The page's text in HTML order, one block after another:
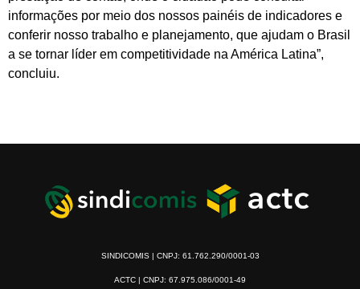
informações por meio dos nossos painéis de indicadores e
conferir nosso trabalho e planejamento, que ajudam o Brasil
a se tornar líder em competitividade na América Latina”,
concluiu.
SINDICOMIS | CNPJ: 61.762.290/0001-03
ACTC | CNPJ: 67.975.086/0001-49